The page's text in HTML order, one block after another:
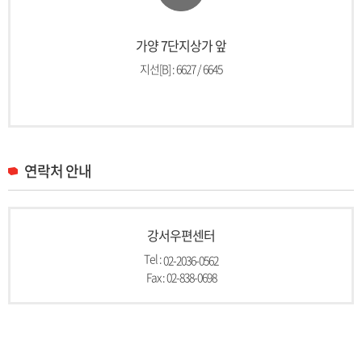
가양 7단지상가 앞
지선[B] : 6627 / 6645
연락처 안내
강서우편센터
Tel :02-2036-0562
Fax : 02-838-0698